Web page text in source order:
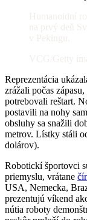
Reprezentácia
zrážali počas
potrebovali reštart.
postavili na nohy
obsluhy sa snažili
metrov. Lístky stáli
dolárov).
Robotickí športovci
priemyslu, vrátane
USA, Nemecka,
prezentujú víkend
nútia roboty